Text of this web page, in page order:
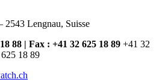
2543 Lengnau, Suisse
88 | Fax : +41 32 625 18 89 +41 32
18 89